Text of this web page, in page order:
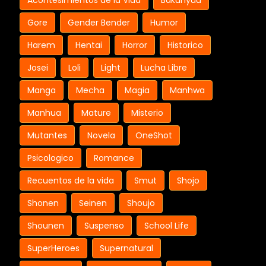
Gore
Gender Bender
Humor
Harem
Hentai Horror
Historico
Josei
Loli Light
Lucha Libre
Manga
Mecha Magia
Manhwa
Manhua
Mature
Misterio
Mutantes
Novela
OneShot
Psicologico
Romance
Recuentos de la vida
Smut
Shojo
Shonen
Seinen
Shoujo
Shounen
Suspenso
School Life
SuperHeroes
Supernatural